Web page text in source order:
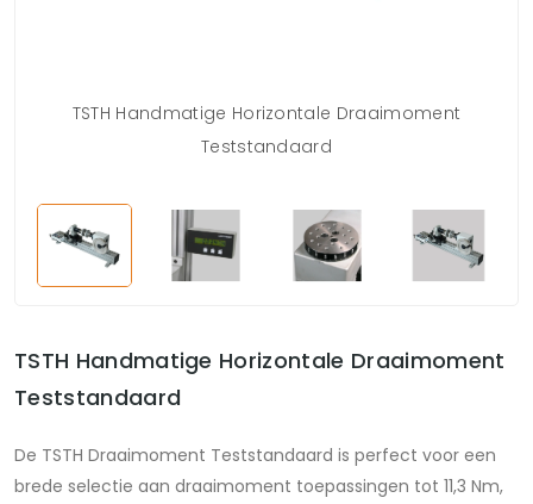
TSTH Handmatige Horizontale Draaimoment
Teststandaard
TSTH Handmatige Horizontale Draaimoment
Teststandaard
De TSTH Draaimoment Teststandaard is perfect voor een
brede selectie aan draaimoment toepassingen tot 11,3 Nm,